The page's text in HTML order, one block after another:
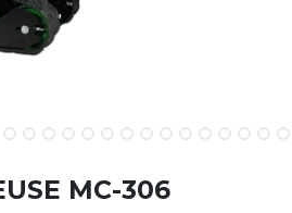
MC-306